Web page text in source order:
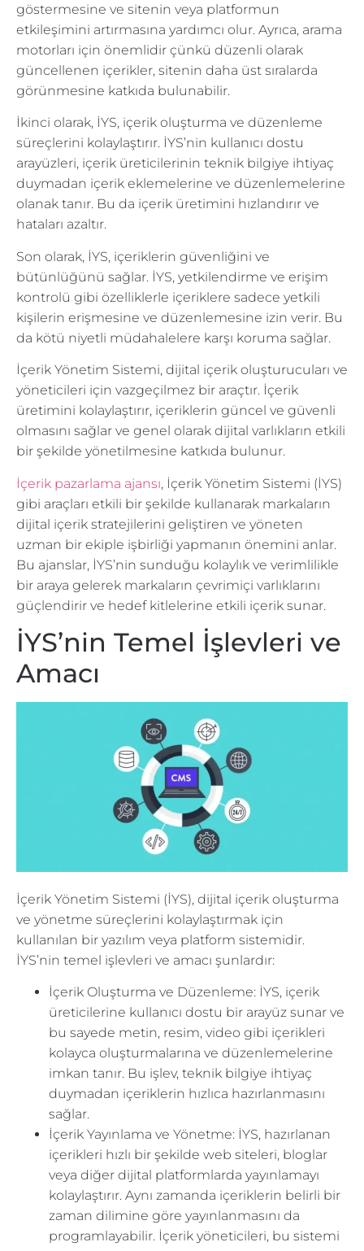
göstermesine ve sitenin veya platformun
etkileşimini artırmasına yardımcı olur. Ayrıca, arama
motorları için önemlidir çünkü düzenli olarak
güncellenen içerikler, sitenin daha üst sıralarda
görünmesine katkıda bulunabilir.
İkinci olarak, İYS, içerik oluşturma ve düzenleme
süreçlerini kolaylaştırır. İYS’nin kullanıcı dostu
arayüzleri, içerik üreticilerinin teknik bilgiye ihtiyaç
duymadan içerik eklemelerine ve düzenlemelerine
olanak tanır. Bu da içerik üretimini hızlandırır ve
hataları azaltır.
Son olarak, İYS, içeriklerin güvenliğini ve
bütünlüğünü sağlar. İYS, yetkilendirme ve erişim
kontrolü gibi özelliklerle içeriklere sadece yetkili
kişilerin erişmesine ve düzenlemesine izin verir. Bu
da kötü niyetli müdahalelere karşı koruma sağlar.
İçerik Yönetim Sistemi, dijital içerik oluşturucuları ve
yöneticileri için vazgeçilmez bir araçtır. İçerik
üretimini kolaylaştırır, içeriklerin güncel ve güvenli
olmasını sağlar ve genel olarak dijital varlıkların etkili
bir şekilde yönetilmesine katkıda bulunur.
İçerik pazarlama ajansı, İçerik Yönetim Sistemi (İYS)
gibi araçları etkili bir şekilde kullanarak markaların
dijital içerik stratejilerini geliştiren ve yöneten
uzman bir ekiple işbirliği yapmanın önemini anlar.
Bu ajanslar, İYS’nin sunduğu kolaylık ve verimlilikle
bir araya gelerek markaların çevrimiçi varlıklarını
güçlendirir ve hedef kitlelerine etkili içerik sunar.
İYS’nin Temel İşlevleri ve
Amacı
İçerik Yönetim Sistemi (İYS), dijital içerik oluşturma
ve yönetme süreçlerini kolaylaştırmak için
kullanılan bir yazılım veya platform sistemidir.
İYS’nin temel işlevleri ve amacı şunlardır:
İçerik Oluşturma ve Düzenleme: İYS, içerik
üreticilerine kullanıcı dostu bir arayüz sunar ve
bu sayede metin, resim, video gibi içerikleri
kolayca oluşturmalarına ve düzenlemelerine
imkan tanır. Bu işlev, teknik bilgiye ihtiyaç
duymadan içeriklerin hızlıca hazırlanmasını
sağlar.
İçerik Yayınlama ve Yönetme: İYS, hazırlanan
içerikleri hızlı bir şekilde web siteleri, bloglar
veya diğer dijital platformlarda yayınlamayı
kolaylaştırır. Aynı zamanda içeriklerin belirli bir
zaman dilimine göre yayınlanmasını da
programlayabilir. İçerik yöneticileri, bu sistemi